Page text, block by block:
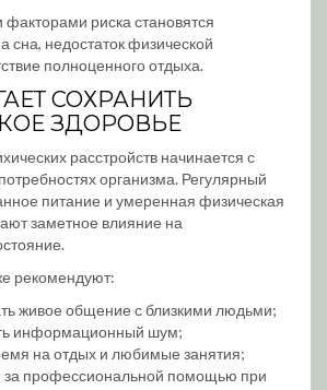
риска становятся
недостаток физической
полноценного отдыха.
СОХРАНИТЬ
ЗДОРОВЬЕ
расстройств начинается с
организма. Регулярный
питание и умеренная физическая
заметное влияние на
рекомендуют:
живое общение с близкими людьми;
информационный шум;
на отдых и любимые занятия;
за профессиональной помощью при